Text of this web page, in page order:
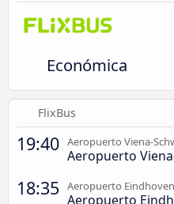
Económica
FlixBus
19:40 Aeropuerto Viena-
Aeropuerto
18:35 Aeropuerto Eindhoven
Aeropuerto